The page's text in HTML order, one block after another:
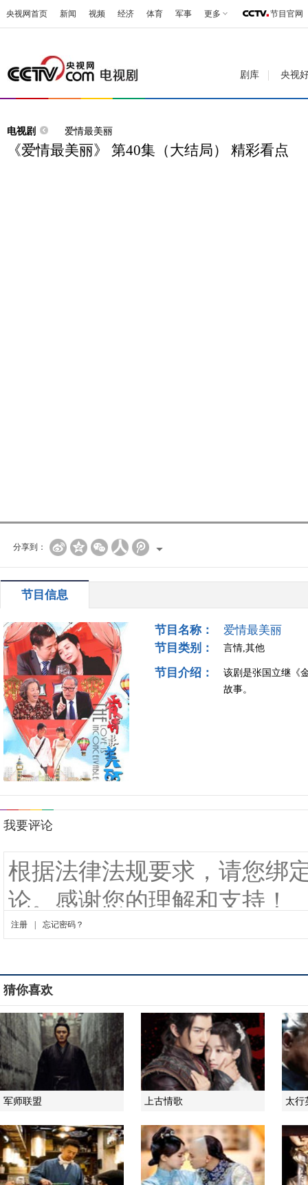
央视网首页 新闻 视频 经济 体育 军事 更多 节目官网
剧库 央视
电视剧 爱情最美丽
《爱情最美丽》 第40集（大结局） 精彩看点
分享到：
节目信息
节目名称：
爱情最美丽
节目类别：
言情,其他
节目介绍：
该剧是张国立继《
故事。
猜你喜欢
军师联盟 上古情歌 太行